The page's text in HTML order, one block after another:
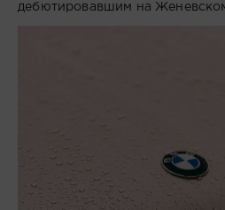
дебютировавшим на Женевском